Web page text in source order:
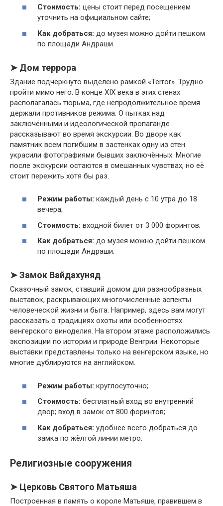
Стоимость: цены стоит перед посещением
уточнить на официальном сайте;
Как добраться: до музея можно дойти пешком
по площади Андраши.
➤ Дом террора
Здание подчёркнуто выделено рамкой «Terror». Трудно
пройти мимо него. В конце XIX века в этих стенах
располагалась тюрьма, где непродолжительное время
держали противников режима. О пытках над
заключёнными и идеологической пропаганде
рассказывают во время экскурсии. Во дворе как
памятник всем погибшим в застенках одну из стен
украсили фотографиями бывших заключённых. Многие
после экскурсии остаются в смешанных чувствах, но её
стоит пережить хотя бы раз.
Режим работы: каждый день с 10 утра до 18
вечера;
Стоимость: входной билет от 3 000 форинтов;
Как добраться: до музея можно дойти пешком
по площади Андраши.
➤ Замок Вайдахуняд
Сказочный замок, ставший домом для разнообразных
выставок, раскрывающих многочисленные аспекты
человеческой жизни и быта. Например, здесь вам могут
рассказать о традициях охоты или особенностях
венгерского виноделия. На втором этаже расположились
экспозиции по истории и природе Венгрии. Некоторые
выставки представлены только на венгерском языке, но
многие дублируются на английском.
Режим работы: круглосуточно;
Стоимость: бесплатный вход во внутренний
двор; вход в замок от 800 форинтов;
Как добраться: удобнее всего добраться до
замка по жёлтой линии метро.
Религиозные сооружения
➤ Церковь Святого Матьяша
Построенная в память о короле Матьяше, правившем в